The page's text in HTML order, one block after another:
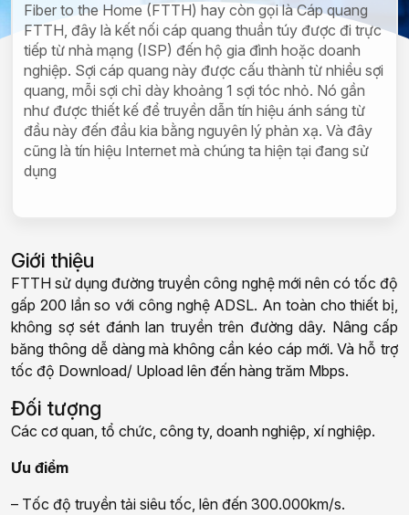
Fiber to the Home (FTTH) hay còn gọi là Cáp quang
FTTH, đây là kết nối cáp quang thuần túy được đi trực
tiếp từ nhà mạng (ISP) đến hộ gia đình hoặc doanh
nghiệp. Sợi cáp quang này được cấu thành từ nhiều sợi
quang, mỗi sợi chỉ dày khoảng 1 sợi tóc nhỏ. Nó gần
như được thiết kế để truyền dẫn tín hiệu ánh sáng từ
đầu này đến đầu kia bằng nguyên lý phản xạ. Và đây
cũng là tín hiệu Internet mà chúng ta hiện tại đang sử
dụng
Giới thiệu
FTTH sử dụng đường truyền công nghệ mới nên có tốc độ
gấp 200 lần so với công nghệ ADSL. An toàn cho thiết bị,
không sợ sét đánh lan truyền trên đường dây. Nâng cấp
băng thông dễ dàng mà không cần kéo cáp mới. Và hỗ trợ
tốc độ Download/ Upload lên đến hàng trăm Mbps.
Đối tượng
Các cơ quan, tổ chức, công ty, doanh nghiệp, xí nghiệp.
Ưu điểm
– Tốc độ truyền tải siêu tốc, lên đến 300.000km/s.